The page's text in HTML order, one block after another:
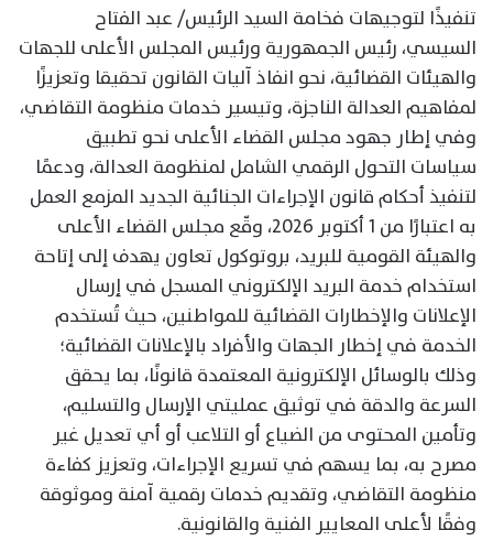
تنفيذًا لتوجيهات فخامة السيد الرئيس/ عبد الفتاح
السيسي، رئيس الجمهورية ورئيس المجلس الأعلى للجهات
والهيئات القضائية، نحو انفاذ آليات القانون تحقيقا وتعزيزًا
لمفاهيم العدالة الناجزة، وتيسير خدمات منظومة التقاضي،
وفي إطار جهود مجلس القضاء الأعلى نحو تطبيق
سياسات التحول الرقمي الشامل لمنظومة العدالة، ودعمًا
لتنفيذ أحكام قانون الإجراءات الجنائية الجديد المزمع العمل
به اعتبارًا من 1 أكتوبر 2026، وقّع مجلس القضاء الأعلى
والهيئة القومية للبريد، بروتوكول تعاون يهدف إلى إتاحة
استخدام خدمة البريد الإلكتروني المسجل في إرسال
الإعلانات والإخطارات القضائية للمواطنين، حيث تُستخدم
الخدمة في إخطار الجهات والأفراد بالإعلانات القضائية؛
وذلك بالوسائل الإلكترونية المعتمدة قانونًا، بما يحقق
السرعة والدقة في توثيق عمليتي الإرسال والتسليم،
وتأمين المحتوى من الضياع أو التلاعب أو أي تعديل غير
مصرح به، بما يسهم في تسريع الإجراءات، وتعزيز كفاءة
منظومة التقاضي، وتقديم خدمات رقمية آمنة وموثوقة
وفقًا لأعلى المعايير الفنية والقانونية.